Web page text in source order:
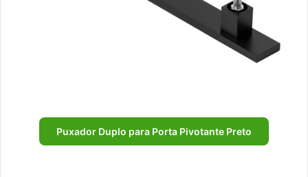
Puxador Duplo para Porta Pivotante Preto